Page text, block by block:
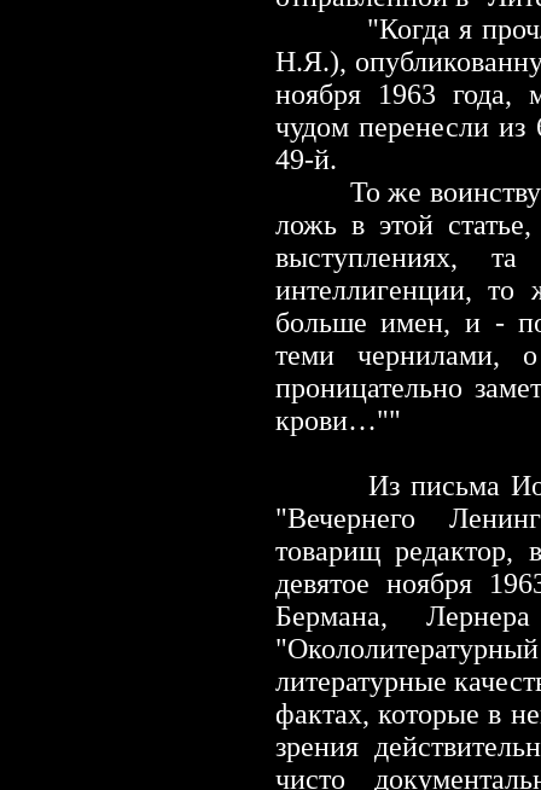
"Когда я
Н.Я.),
ноября 1963 года,
чудом перенесли
49-й.
То же
ложь в этой
выступлениях,
интеллигенции, то
больше имен, и -
теми чернилами,
проницательно
крови…""
Из письма
"Вечернего
товарищ редактор,
девятое ноября
Бермана,
литературные
фактах, которые в
зрения
чисто